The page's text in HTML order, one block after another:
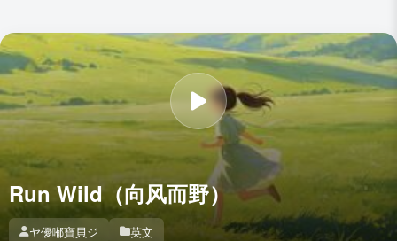
Run Wild（向风而野）
ヤ優喐寶貝ジ 英文